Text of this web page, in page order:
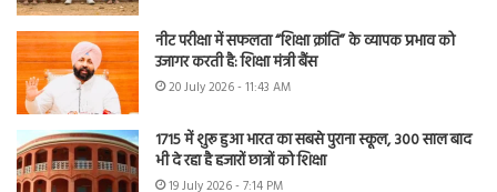
नीट परीक्षा में सफलता “शिक्षा क्रांति” के व्यापक प्रभाव को
उजागर करती है: शिक्षा मंत्री बैंस
20 July 2026 - 11:43 AM
1715 में शुरू हुआ भारत का सबसे पुराना स्कूल, 300 साल बाद
भी दे रहा है हजारों छात्रों को शिक्षा
19 July 2026 - 7:14 PM